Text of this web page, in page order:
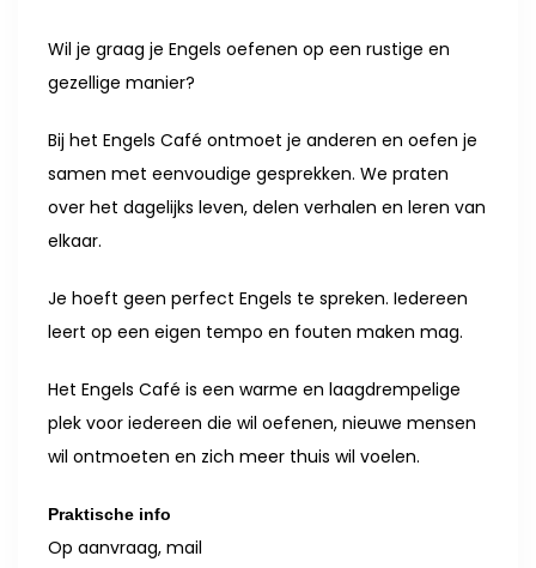
Wil je graag je Engels oefenen op een rustige en
gezellige manier?
Bij het Engels Café ontmoet je anderen en oefen je
samen met eenvoudige gesprekken. We praten
over het dagelijks leven, delen verhalen en leren van
elkaar.
Je hoeft geen perfect Engels te spreken. Iedereen
leert op een eigen tempo en fouten maken mag.
Het Engels Café is een warme en laagdrempelige
plek voor iedereen die wil oefenen, nieuwe mensen
wil ontmoeten en zich meer thuis wil voelen.
Praktische info
Op aanvraag, mail